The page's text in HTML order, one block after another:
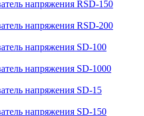
напряжения RSD-150
напряжения RSD-200
напряжения SD-100
напряжения SD-1000
напряжения SD-15
напряжения SD-150